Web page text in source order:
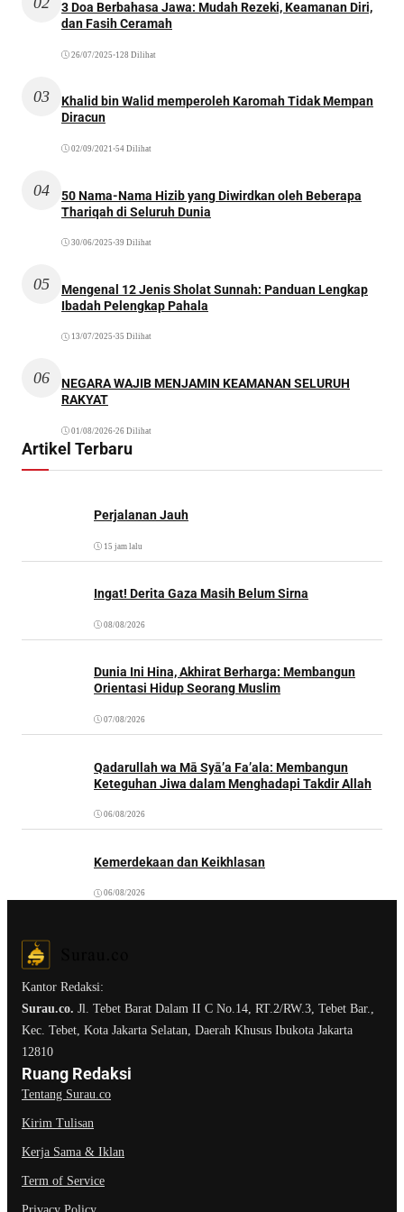
3 Doa Berbahasa Jawa: Mudah Rezeki, Keamanan Diri,
dan Fasih Ceramah
26/07/2025 •128 Dilihat
03
Khalid bin Walid memperoleh Karomah Tidak Mempan
Diracun
02/09/2021 •54 Dilihat
04
50 Nama-Nama Hizib yang Diwirdkan oleh Beberapa
Thariqah di Seluruh Dunia
30/06/2025 •39 Dilihat
05
Mengenal 12 Jenis Sholat Sunnah: Panduan Lengkap
Ibadah Pelengkap Pahala
13/07/2025 •35 Dilihat
06
NEGARA WAJIB MENJAMIN KEAMANAN SELURUH
RAKYAT
01/08/2026•26 Dilihat
Artikel Terbaru
Perjalanan Jauh
15 jam lalu
Ingat! Derita Gaza Masih Belum Sirna
08/08/2026
Dunia Ini Hina, Akhirat Berharga: Membangun
Orientasi Hidup Seorang Muslim
07/08/2026
Qadarullah wa Mā Syā’a Fa’ala: Membangun
Keteguhan Jiwa dalam Menghadapi Takdir Allah
06/08/2026
Kemerdekaan dan Keikhlasan
06/08/2026
Kantor Redaksi:
Surau.co. Jl. Tebet Barat Dalam II C No.14, RT.2/RW.3, Tebet Bar.,
Kec. Tebet, Kota Jakarta Selatan, Daerah Khusus Ibukota Jakarta
12810
Ruang Redaksi
Tentang Surau.co
Kirim Tulisan
Kerja Sama & Iklan
Term of Service